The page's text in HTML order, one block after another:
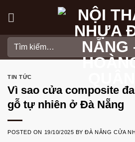
kiếm:
TIN TỨC
Vì sao cửa composite
gỗ tự nhiên ở Đà Nẵng
POSTED ON 19/10/2025 BYĐÀ NẴNG CỬA